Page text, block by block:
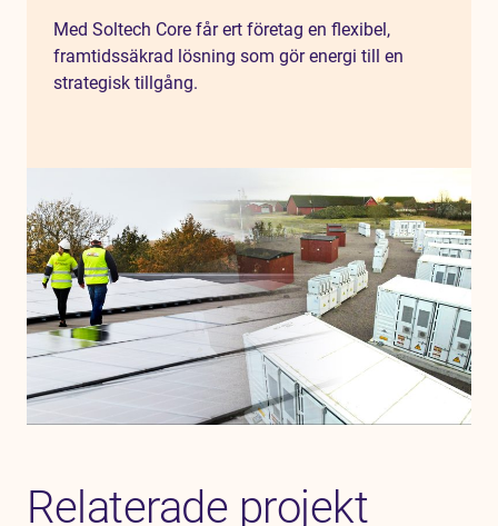
Med Soltech Core får ert företag en flexibel,
framtidssäkrad lösning som gör energi till en
strategisk tillgång.
Relaterade projekt